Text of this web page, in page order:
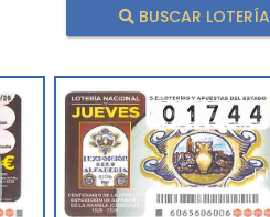
BUSCAR LOTERÍA